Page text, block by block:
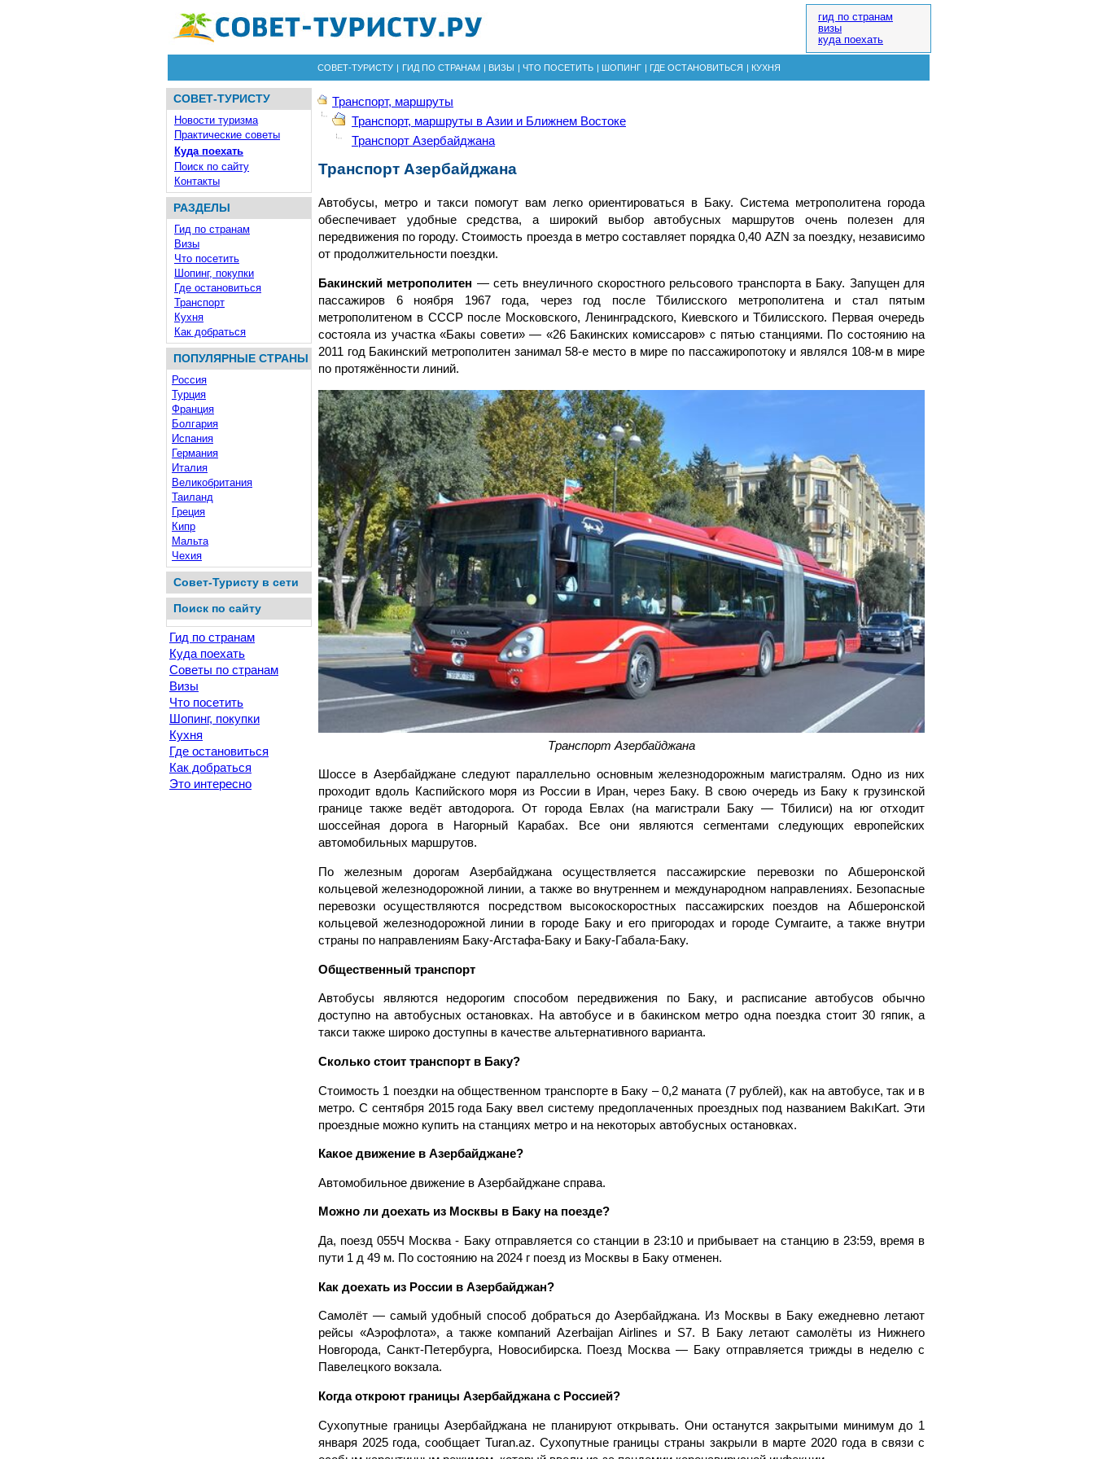
гид по странам
визы
куда поехать
СОВЕТ-ТУРИСТУ | ГИД ПО СТРАНАМ | ВИЗЫ | ЧТО ПОСЕТИТЬ | ШОПИНГ | ГДЕ ОСТАНОВИТЬСЯ | КУХНЯ
СОВЕТ-ТУРИСТУ
Новости туризма
Практические советы
Куда поехать
Поиск по сайту
Контакты
РАЗДЕЛЫ
Гид по странам
Визы
Что посетить
Шопинг, покупки
Где остановиться
Транспорт
Кухня
Как добраться
ПОПУЛЯРНЫЕ СТРАНЫ
Россия
Турция
Франция
Болгария
Испания
Германия
Италия
Великобритания
Таиланд
Греция
Кипр
Мальта
Чехия
Совет-Туристу в сети
Поиск по сайту
Гид по странам
Куда поехать
Советы по странам
Визы
Что посетить
Шопинг, покупки
Кухня
Где остановиться
Как добраться
Это интересно
Транспорт, маршруты
Транспорт, маршруты в Азии и Ближнем Востоке
Транспорт Азербайджана
Транспорт Азербайджана
Автобусы, метро и такси помогут вам легко ориентироваться в Баку. Система метрополитена города
обеспечивает удобные средства, а широкий выбор автобусных маршрутов очень полезен для
передвижения по городу. Стоимость проезда в метро составляет порядка 0,40 AZN за поездку, независимо
от продолжительности поездки.
Бакинский метрополитен — сеть внеуличного скоростного рельсового транспорта в Баку. Запущен для
пассажиров 6 ноября 1967 года, через год после Тбилисского метрополитена и стал пятым
метрополитеном в СССР после Московского, Ленинградского, Киевского и Тбилисского. Первая очередь
состояла из участка «Бакы совети» — «26 Бакинских комиссаров» с пятью станциями. По состоянию на
2011 год Бакинский метрополитен занимал 58-е место в мире по пассажиропотоку и являлся 108-м в мире
по протяжённости линий.
Транспорт Азербайджана
Шоссе в Азербайджане следуют параллельно основным железнодорожным магистралям. Одно из них
проходит вдоль Каспийского моря из России в Иран, через Баку. В свою очередь из Баку к грузинской
границе также ведёт автодорога. От города Евлах (на магистрали Баку — Тбилиси) на юг отходит
шоссейная дорога в Нагорный Карабах. Все они являются сегментами следующих европейских
автомобильных маршрутов.
По железным дорогам Азербайджана осуществляется пассажирские перевозки по Абшеронской
кольцевой железнодорожной линии, а также во внутреннем и международном направлениях. Безопасные
перевозки осуществляются посредством высокоскоростных пассажирских поездов на Абшеронской
кольцевой железнодорожной линии в городе Баку и его пригородах и городе Сумгаите, а также внутри
страны по направлениям Баку-Агстафа-Баку и Баку-Габала-Баку.
Общественный транспорт
Автобусы являются недорогим способом передвижения по Баку, и расписание автобусов обычно
доступно на автобусных остановках. На автобусе и в бакинском метро одна поездка стоит 30 гяпик, а
такси также широко доступны в качестве альтернативного варианта.
Сколько стоит транспорт в Баку?
Стоимость 1 поездки на общественном транспорте в Баку – 0,2 маната (7 рублей), как на автобусе, так и в
метро. С сентября 2015 года Баку ввел систему предоплаченных проездных под названием BakıKart. Эти
проездные можно купить на станциях метро и на некоторых автобусных остановках.
Какое движение в Азербайджане?
Автомобильное движение в Азербайджане справа.
Можно ли доехать из Москвы в Баку на поезде?
Да, поезд 055Ч Москва - Баку отправляется со станции в 23:10 и прибывает на станцию в 23:59, время в
пути 1 д 49 м. По состоянию на 2024 г поезд из Москвы в Баку отменен.
Как доехать из России в Азербайджан?
Самолёт — самый удобный способ добраться до Азербайджана. Из Москвы в Баку ежедневно летают
рейсы «Аэрофлота», а также компаний Azerbaijan Airlines и S7. В Баку летают самолёты из Нижнего
Новгорода, Санкт-Петербурга, Новосибирска. Поезд Москва — Баку отправляется трижды в неделю с
Павелецкого вокзала.
Когда откроют границы Азербайджана с Россией?
Сухопутные границы Азербайджана не планируют открывать. Они останутся закрытыми минимум до 1
января 2025 года, сообщает Turan.az. Сухопутные границы страны закрыли в марте 2020 года в связи с